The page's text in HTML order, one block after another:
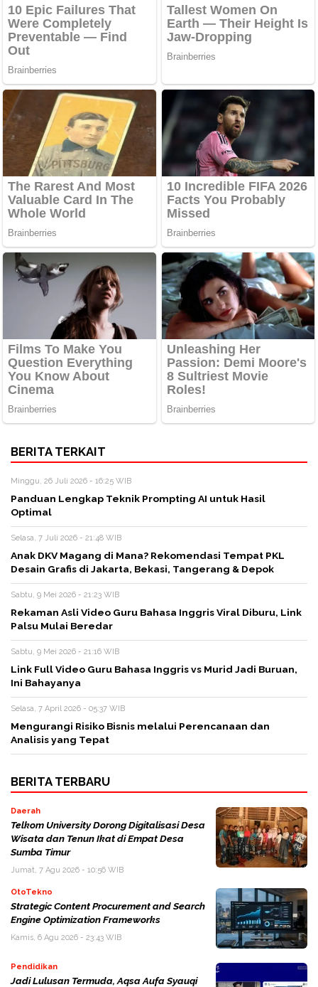
BERITA TERKAIT
Minggu, 26 Juli 2026 - 16:25 WIB
Panduan Lengkap Teknik Prompting AI untuk Hasil
Optimal
Selasa, 7 Juli 2026 - 21:48 WIB
Anak DKV Magang di Mana? Rekomendasi Tempat PKL
Desain Grafis di Jakarta, Bekasi, Tangerang & Depok
Sabtu, 9 Mei 2026 - 21:23 WIB
Rekaman Asli Video Guru Bahasa Inggris Viral Diburu, Link
Palsu Mulai Beredar
Sabtu, 9 Mei 2026 - 21:16 WIB
Link Full Video Guru Bahasa Inggris vs Murid Jadi Buruan,
Ini Bahayanya
Selasa, 7 April 2026 - 05:37 WIB
Mengurangi Risiko Bisnis melalui Perencanaan dan
Analisis yang Tepat
BERITA TERBARU
Daerah
Telkom University Dorong Digitalisasi Desa
Wisata dan Tenun Ikat di Empat Desa
Sumba Timur
Jumat, 7 Agu 2026 - 10:56 WIB
OtoTekno
Strategic Content Procurement and Search
Engine Optimization Frameworks
Kamis, 6 Agu 2026 - 23:43 WIB
Pendidikan
Jadi Lulusan Termuda, Aqsa Aufa Syauqi